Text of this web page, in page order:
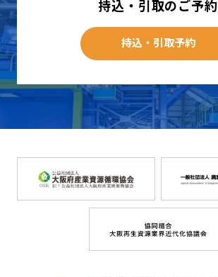
持込・引取のご予約
持込・引取予約